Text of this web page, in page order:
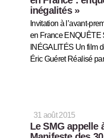
inégalités »
Invitation à l’avant-
en France ENQUÊTE
INÉGALITÉS Un film
Éric Guéret Réalisé
31 août 2015
Le SMG appelle